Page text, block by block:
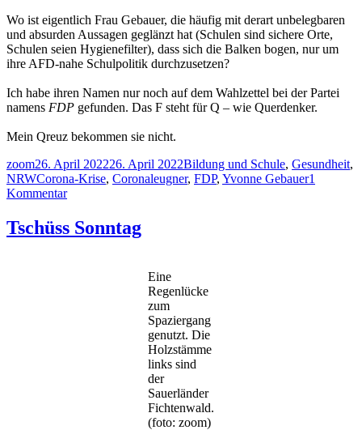
Wo ist eigentlich Frau Gebauer, die häufig mit derart unbelegbaren
und absurden Aussagen geglänzt hat (Schulen sind sichere Orte,
Schulen seien Hygienefilter), dass sich die Balken bogen, nur um
ihre AFD-nahe Schulpolitik durchzusetzen?
Ich habe ihren Namen nur noch auf dem Wahlzettel bei der Partei
namens FDP gefunden. Das F steht für Q – wie Querdenker.
Mein Qreuz bekommen sie nicht.
Autor
zoomVeröffentlicht
am
26. April 202226. April 2022Kategorien
Bildung und Schule, Gesundheit,
NRWSchlagwörter
Corona-Krise, Coronaleugner, FDP, Yvonne Gebauer1
Kommentarzu
ist
die
Tschüss Sonntag
Eine
Regenlücke
zum
Spaziergang
genutzt. Die
Holzstämme
links sind
der
Sauerländer
Fichtenwald.
(foto: zoom)